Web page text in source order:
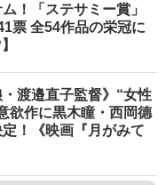
！「ステサミー賞」
票 全54作品の栄冠に
・渡邉直子監督》“女性
欲作に黒木瞳・西岡德
！《映画『月がみて